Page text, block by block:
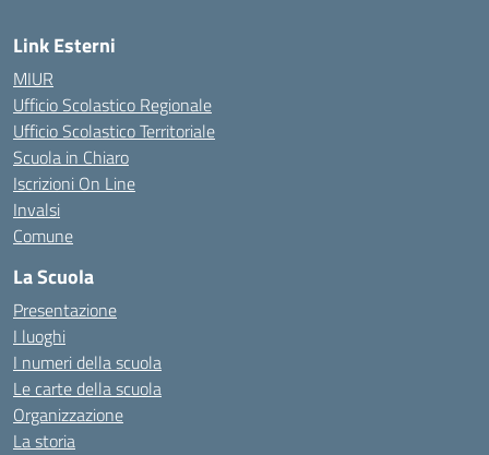
Link Esterni
MIUR
Ufficio Scolastico Regionale
Ufficio Scolastico Territoriale
Scuola in Chiaro
Iscrizioni On Line
Invalsi
Comune
La Scuola
Presentazione
I luoghi
I numeri della scuola
Le carte della scuola
Organizzazione
La storia